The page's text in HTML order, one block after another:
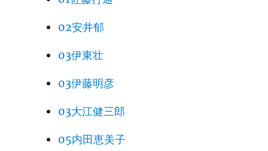
02安井郁
03伊東壮
03伊藤明彦
03大江健三郎
05内田恵美子